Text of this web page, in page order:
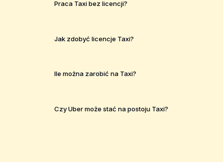
Praca Taxi bez licencji?
Jak zdobyć licencje Taxi?
Ile można zarobić na Taxi?
Czy Uber może stać na postoju Taxi?